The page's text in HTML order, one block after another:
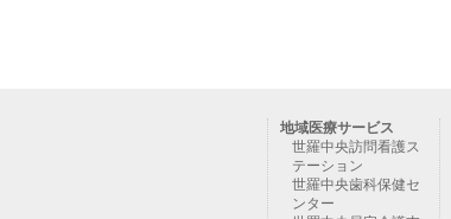
地域医療サービス
世羅中央訪問看護ス
テーション
世羅中央歯科保健セ
ンター